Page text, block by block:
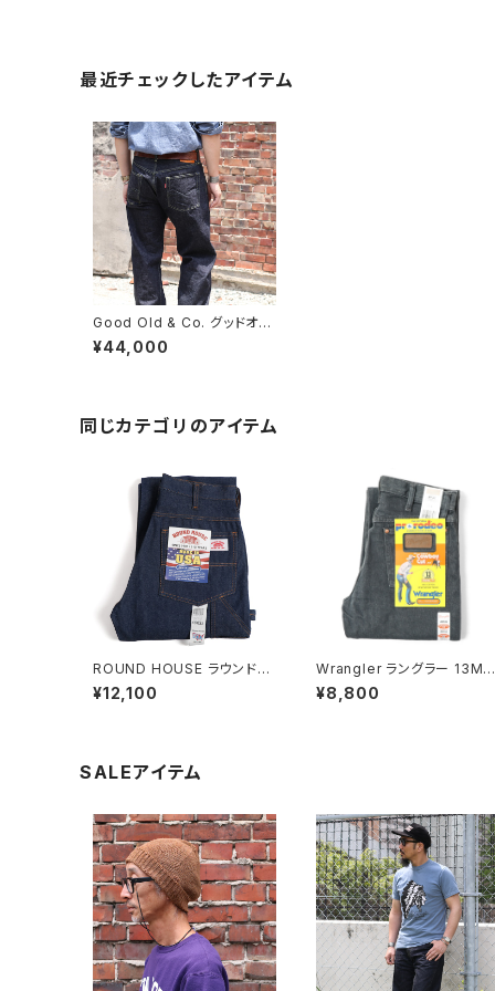
最近チェックしたアイテム
Good Old & Co. グッドオー
ルド 1943XX Five Pocket
Jeans 5ポケットジーンズ レ
¥44,000
同じカテゴリのアイテム
ROUND HOUSE ラウンドハ
ウス #101 デニム ストレート
ペインターパンツ
¥12,100
Wrangler ラングラー
Z カウボーイジーンズ チャコ
ールグレイ
¥8,800
SALEアイテム